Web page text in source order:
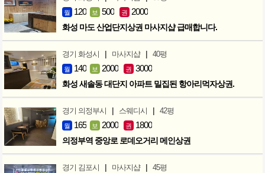
월 120 보 500 권 2000
화성 마도 산업단지상권 마사지샵 급매합니다.
경기 화성시 | 마사지샵 | 40평
월 140 보 2000 권 3000
화성 새솔동 대단지 아파트 밀집된 항아리먹자상권.
경기 의정부시 | 스웨디시 | 42평
월 165 보 2000 권 1800
의정부역 중앙로 로데오거리 메인상권
경기 김포시 | 마사지샵 | 45평